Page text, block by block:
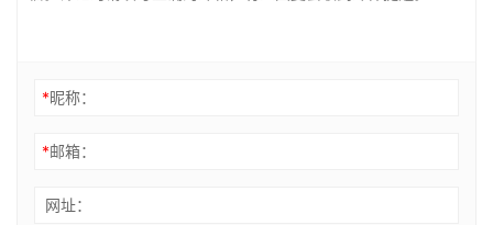
*昵称：
*邮箱：
网址：